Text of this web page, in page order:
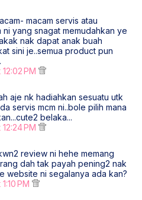
macam servis atau
ni yang snagat memudahkan ye
nak dapat anak buah
sini je..semua product pun
PM
aje nk hadiahkan sesuatu utk
servis mcm ni..bole pilih mana
belaka...
PM
review ni hehe memang
dah tak payah pening2 nak
website ni segalanya ada kan?
PM